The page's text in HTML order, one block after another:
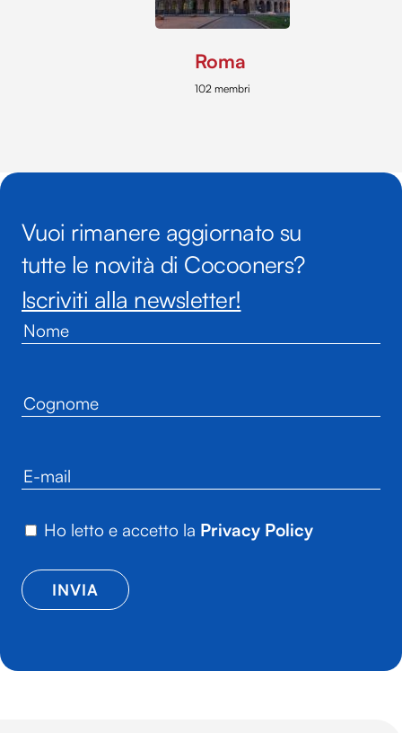
Roma
102 membri
Vuoi rimanere aggiornato su
tutte le novità di Cocooners?
Iscriviti alla newsletter!
Ho letto e accetto la Privacy Policy